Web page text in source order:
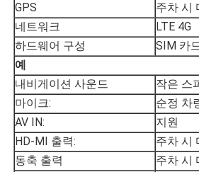
GPS
주차 시
네트워크
LTE 4G
하드웨어 구성
SIM 카
예
내비게이션 사운드
작은 스
마이크:
순정 차
AV IN:
지원
HD-MI 출력:
주차 시
동축 출력
주차 시